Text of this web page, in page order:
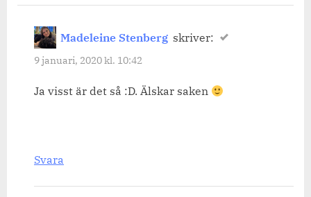
Madeleine Stenberg skriver:
9 januari, 2020 kl. 10:42
Ja visst är det så :D. Älskar saken
Svara